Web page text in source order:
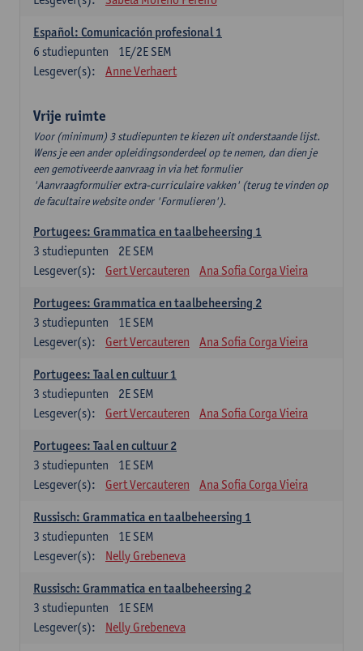
Español: Comunicación profesional 1
1E/2E SEM
6 studiepunten
Lesgever(s):
Anne Verhaert
Vrije ruimte
Voor (minimum) 3 studiepunten te kiezen uit onderstaande lijst.
Wens je een ander opleidingsonderdeel op te nemen, dan dien je
een gemotiveerde aanvraag in via het formulier
'Aanvraagformulier extra-curriculaire vakken' (terug te vinden op
de facultaire website onder 'Formulieren').
Portugees: Grammatica en taalbeheersing 1
2E SEM
3 studiepunten
Lesgever(s):
Gert Vercauteren Ana Sofia Corga Vieira
Portugees: Grammatica en taalbeheersing 2
1E SEM
3 studiepunten
Lesgever(s):
Gert Vercauteren Ana Sofia Corga Vieira
Portugees: Taal en cultuur 1
2E SEM
3 studiepunten
Lesgever(s):
Gert Vercauteren Ana Sofia Corga Vieira
Portugees: Taal en cultuur 2
1E SEM
3 studiepunten
Lesgever(s):
Gert Vercauteren Ana Sofia Corga Vieira
Russisch: Grammatica en taalbeheersing 1
1E SEM
3 studiepunten
Lesgever(s):
Nelly Grebeneva
Russisch: Grammatica en taalbeheersing 2
1E SEM
3 studiepunten
Lesgever(s):
Nelly Grebeneva